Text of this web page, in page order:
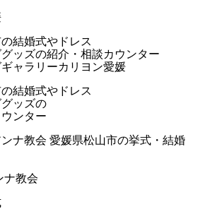
結婚式やドレス
ッズの紹介・相談カウンター
ャラリーカリヨン愛媛
結婚式やドレス
ッズの
ンター
ナ教会 愛媛県松山市の挙式・結婚
ナ教会